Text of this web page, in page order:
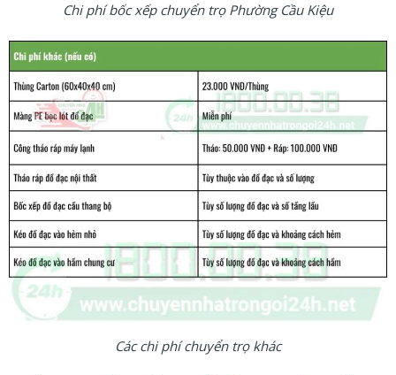
Chi phí bốc xếp chuyển trọ Phường Cầu Kiệu
Các chi phí chuyển trọ khác